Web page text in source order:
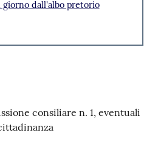
dall'albo pretorio
consiliare n. 1, eventuali